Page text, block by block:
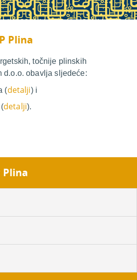
Plina
točnije plinskih
d.o.o. obavlja sljedeće:
(detalji) i
detalji).
Plina